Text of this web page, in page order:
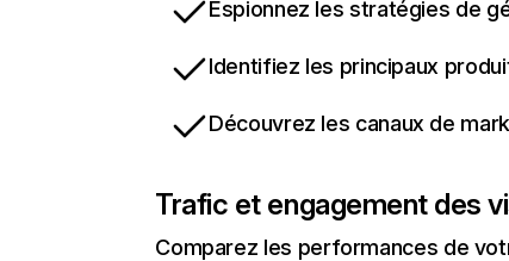
Espionnez les stratégies de
Identifiez les principaux
Découvrez les canaux de
Trafic et engagement des
Comparez les performances de